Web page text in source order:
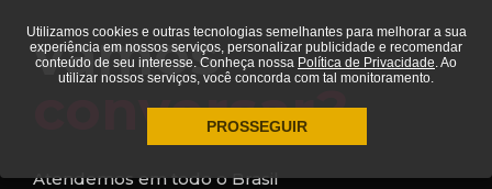
vamos
conversar?
Atendemos em todo o Brasil
Utilizamos cookies e outras tecnologias semelhantes para melhorar a sua
experiência em nossos serviços, personalizar publicidade e recomendar
conteúdo de seu interesse. Conheça nossa Política de Privacidade. Ao
utilizar nossos serviços, você concorda com tal monitoramento.
PROSSEGUIR